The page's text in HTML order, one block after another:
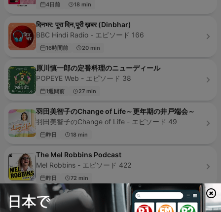
4日前 18 min
दिनभर: पूरा दिन,पूरी ख़बर (Dinbhar)
BBC Hindi Radio - エピソード 166
16時間前 20 min
原川慎一郎の定番料理のニューディール
POPEYE Web - エピソード 38
1週間前 27 min
羽田美智子のChange of Life～更年期の井戸端会～
羽田美智子のChange of Life - エピソード 49
昨日 18 min
The Mel Robbins Podcast
Mel Robbins - エピソード 422
昨日 72 min
マインドフルネス誘導瞑想